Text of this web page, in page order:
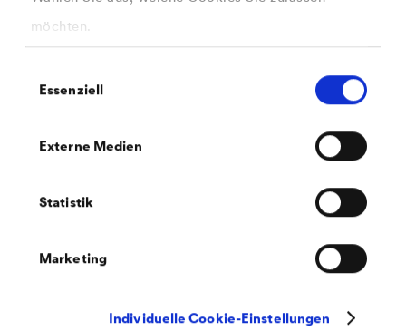
möchten.
Essenziell
Externe Medien
Statistik
Marketing
Individuelle Cookie-Einstellungen
Oberkante vonDELTA®-Noppen- und Dränbahnen.